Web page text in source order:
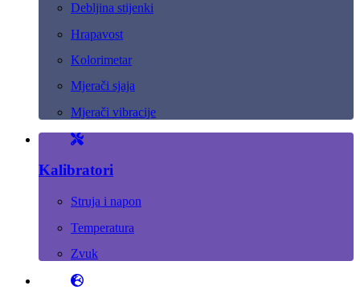
Debljina stijenki
Hrapavost
Kolorimetar
Mjerači sjaja
Mjerači vibracije
Kalibratori
Struja i napon
Temperatura
Zvuk